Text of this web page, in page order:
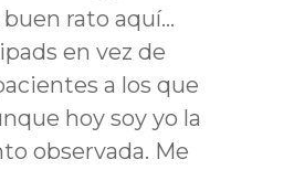
rato aquí…
en vez de
a los que
hoy soy yo la
observada. Me